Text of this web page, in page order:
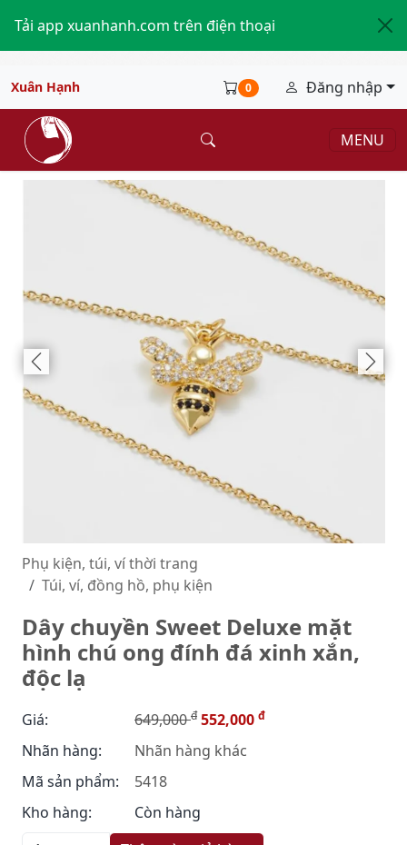
Tải app xuanhanh.com trên điện thoại
Xuân Hạnh 0 Đăng nhập
MENU
Phụ kiện, túi, ví thời trang
Túi, ví, đồng hồ, phụ kiện
Dây chuyền Sweet Deluxe mặt
hình chú ong đính đá xinh xắn,
độc lạ
Giá: 649,000đ 552,000 đ
Nhãn hàng:
Nhãn hàng khác
Mã sản phẩm:
5418
Kho hàng:
Còn hàng